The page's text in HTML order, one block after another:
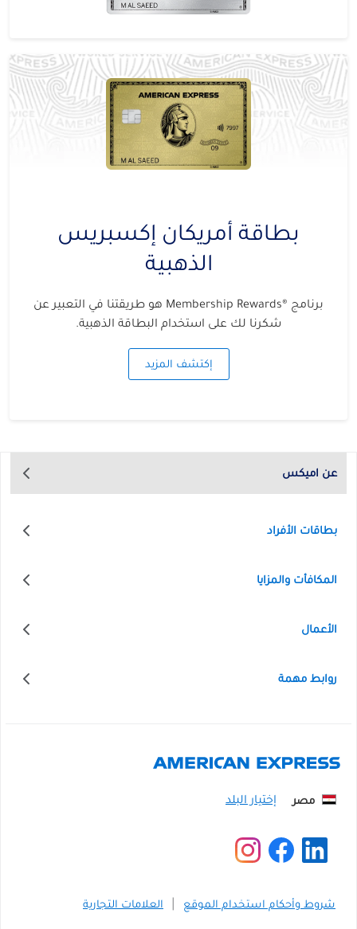
بطاقة أمريكان إكسبريس
الذهبية
برنامج ®Membership Rewards هو طريقتنا في التعبير عن
شكرنا لك على استخدام البطاقة الذهبية.
إكتشف المزيد
عن اميكس
بطاقات الأفراد
المكافأت والمزايا
الأعمال
روابط مهمة
مصر
شروط وأحكام استخدام الموقع العلامات التجارية